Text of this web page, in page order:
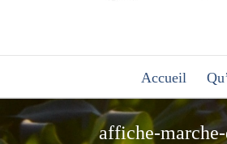
Accueil
affiche-